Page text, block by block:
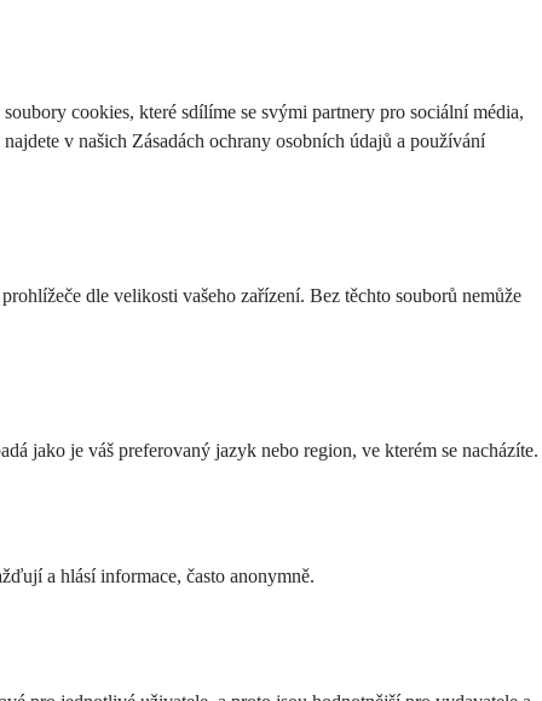
cookies, které sdílíme se svými partnery pro sociální média,
v našich Zásadách ochrany osobních údajů a používání
dle velikosti vašeho zařízení. Bez těchto souborů nemůže
jako je váš preferovaný jazyk nebo region, ve kterém se nacházíte.
a hlásí informace, často anonymně.